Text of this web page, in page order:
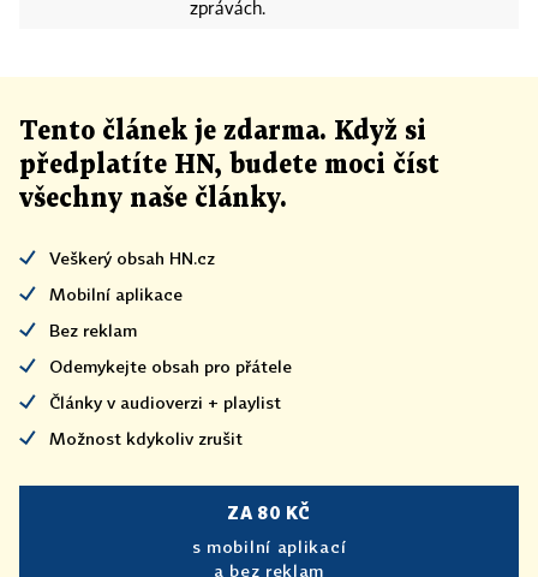
zprávách.
Tento článek je zdarma. Když si
předplatíte HN, budete moci číst
všechny naše články.
Veškerý obsah HN.cz
Mobilní aplikace
Bez reklam
Odemykejte obsah pro přátele
Články v audioverzi + playlist
Možnost kdykoliv zrušit
ZA 80 KČ
s mobilní aplikací
a bez reklam